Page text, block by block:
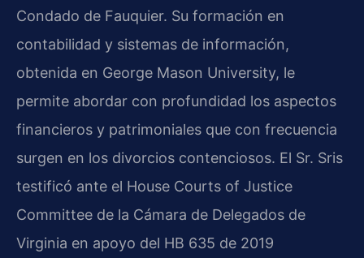
Condado de Fauquier. Su formación en
contabilidad y sistemas de información,
obtenida en George Mason University, le
permite abordar con profundidad los aspectos
financieros y patrimoniales que con frecuencia
surgen en los divorcios contenciosos. El Sr. Sris
testificó ante el House Courts of Justice
Committee de la Cámara de Delegados de
Virginia en apoyo del HB 635 de 2019